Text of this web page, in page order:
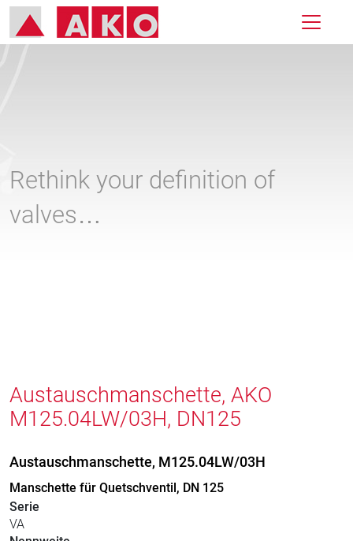
Rethink your definition of
valves…
Austauschmanschette, AKO
M125.04LW/03H, DN125
Austauschmanschette, M125.04LW/03H
Manschette für Quetschventil, DN 125
Serie
VA